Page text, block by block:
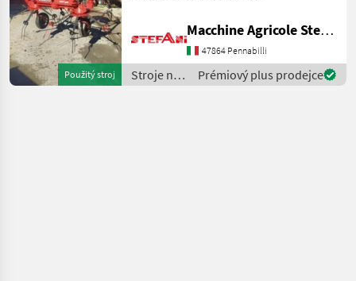
Použitý stroj
con 2 ruote esterne
ripiegabili idraulicamente
larghezza ingombro su
strada 250 cm
Macchine Agricole Stefani Luciano
47864 Pennabilli
Stroje na
zber
Prémiový plus prodejce